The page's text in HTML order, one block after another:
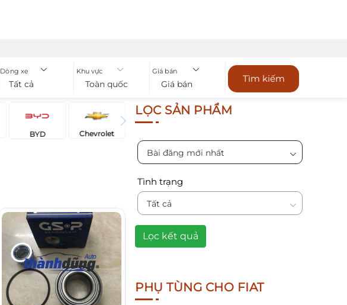
Dòng xe
Tất cả
Khu vực
Toàn quốc
Giá bán
Giá bán Tìm kiếm
BYD Chevrolet
LỌC SẢN PHẨM
Bài đăng mới nhất
Tình trạng
Tất cả
Lọc kết quả
PHỤ TÙNG CHO FIAT